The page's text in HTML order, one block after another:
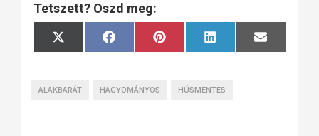
Tetszett? Oszd meg:
Share
on
X
(Twitter)
Share
on
Facebook Share
on
Pinterest
Share
on
LinkedIn
Share
on
Email
ALAKBARÁT HAGYOMÁNYOS HÚSMENTES